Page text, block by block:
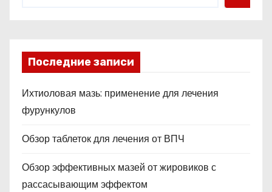
Последние записи
Ихтиоловая мазь: применение для лечения
фурункулов
Обзор таблеток для лечения от ВПЧ
Обзор эффективных мазей от жировиков с
рассасывающим эффектом